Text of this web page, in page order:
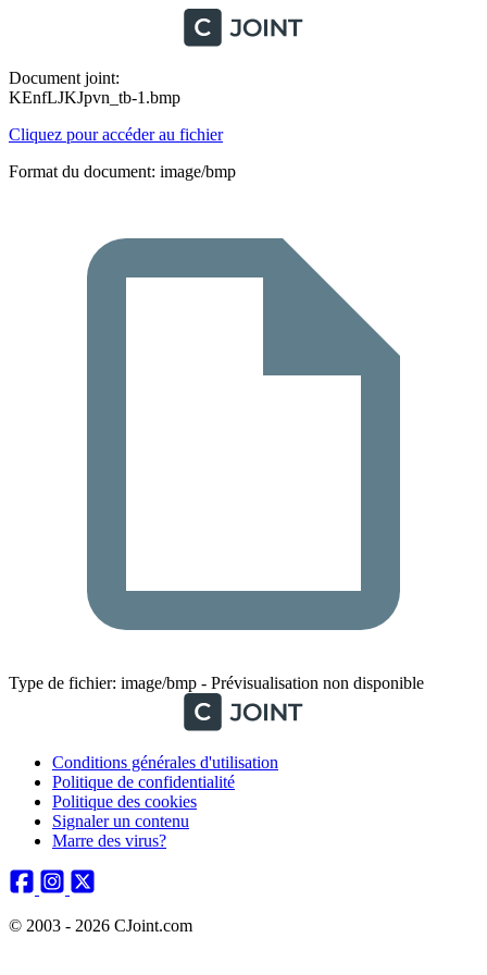
Document joint:
KEnfLJKJpvn_tb-1.bmp
Cliquez pour accéder au fichier
Format du document: image/bmp
Type de fichier: image/bmp - Prévisualisation non disponible
Conditions générales d'utilisation
Politique de confidentialité
Politique des cookies
Signaler un contenu
Marre des virus?
© 2003 - 2026 CJoint.com